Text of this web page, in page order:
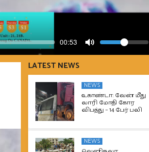
Current
00:53
Mute
Volume
LATEST NEWS
NEWS
உகாண்டா: வேன் மீது
லாரி மோதி கோர
விபத்து – 14 பேர் பலி
NEWS